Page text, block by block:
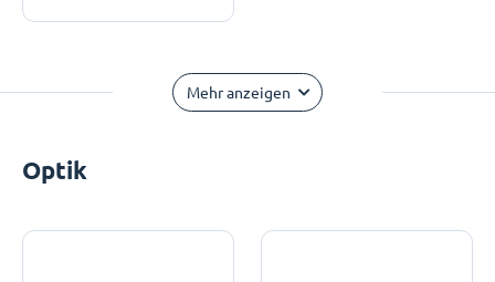
Mehr anzeigen
Optik